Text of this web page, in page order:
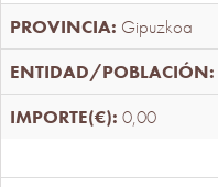
Gipuzkoa
0,00